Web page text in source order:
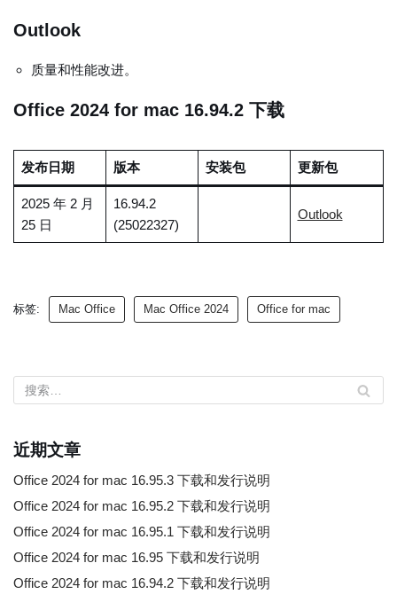
Outlook
质量和性能改进。
Office 2024 for mac 16.94.2 下载
发布日期 版本 安装包 更新包
2025 年 2 月
25 日
16.94.2
(25022327)
Outlook
标签: Mac Office Mac Office 2024 Office for mac
近期文章
Office 2024 for mac 16.95.3 下载和发行说明
Office 2024 for mac 16.95.2 下载和发行说明
Office 2024 for mac 16.95.1 下载和发行说明
Office 2024 for mac 16.95 下载和发行说明
Office 2024 for mac 16.94.2 下载和发行说明